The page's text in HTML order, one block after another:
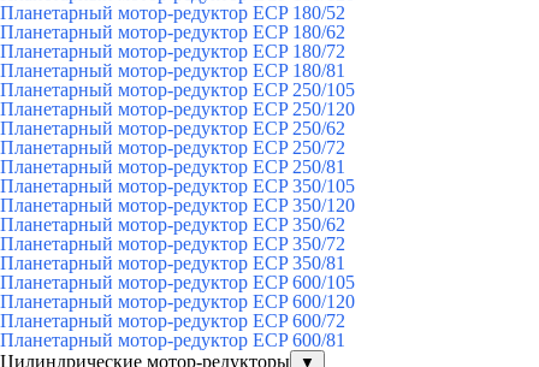
Планетарный мотор-редуктор ECP 180/52
Планетарный мотор-редуктор ECP 180/62
Планетарный мотор-редуктор ECP 180/72
Планетарный мотор-редуктор ECP 180/81
Планетарный мотор-редуктор ECP 250/105
Планетарный мотор-редуктор ECP 250/120
Планетарный мотор-редуктор ECP 250/62
Планетарный мотор-редуктор ECP 250/72
Планетарный мотор-редуктор ECP 250/81
Планетарный мотор-редуктор ECP 350/105
Планетарный мотор-редуктор ECP 350/120
Планетарный мотор-редуктор ECP 350/62
Планетарный мотор-редуктор ECP 350/72
Планетарный мотор-редуктор ECP 350/81
Планетарный мотор-редуктор ECP 600/105
Планетарный мотор-редуктор ECP 600/120
Планетарный мотор-редуктор ECP 600/72
Планетарный мотор-редуктор ECP 600/81
Цилиндрические мотор-редукторы
▼